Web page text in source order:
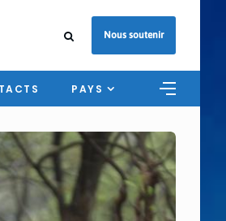
Nous soutenir
PAYS